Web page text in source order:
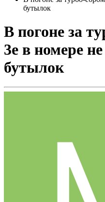
бутылок
В погоне за
3е в номере
бутылок